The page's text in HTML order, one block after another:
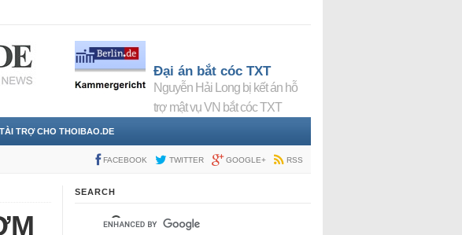
Đại án bắt cóc TXT
Nguyễn Hải Long bị kết án hỗ
trợ mật vụ VN bắt cóc TXT
TÀI TRỢ CHO THOIBAO.DE
FACEBOOK TWITTER GOOGLE+ RSS
SEARCH